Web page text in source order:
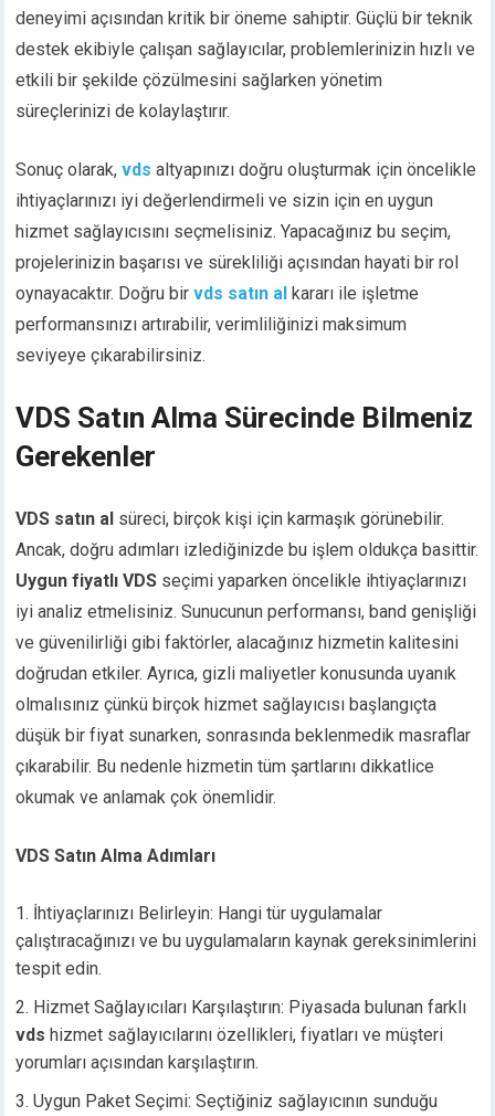
deneyimi açısından kritik bir öneme sahiptir. Güçlü bir teknik
destek ekibiyle çalışan sağlayıcılar, problemlerinizin hızlı ve
etkili bir şekilde çözülmesini sağlarken yönetim
süreçlerinizi de kolaylaştırır.
Sonuç olarak,vds altyapınızı doğru oluşturmak için öncelikle
ihtiyaçlarınızı iyi değerlendirmeli ve sizin için en uygun
hizmet sağlayıcısını seçmelisiniz. Yapacağınız bu seçim,
projelerinizin başarısı ve sürekliliği açısından hayati bir rol
oynayacaktır. Doğru birvds satın al kararı ile işletme
performansınızı artırabilir, verimliliğinizi maksimum
seviyeye çıkarabilirsiniz.
VDS Satın Alma Sürecinde Bilmeniz
Gerekenler
VDS satın al süreci, birçok kişi için karmaşık görünebilir.
Ancak, doğru adımları izlediğinizde bu işlem oldukça basittir.
Uygun fiyatlı VDS seçimi yaparken öncelikle ihtiyaçlarınızı
iyi analiz etmelisiniz. Sunucunun performansı, band genişliği
ve güvenilirliği gibi faktörler, alacağınız hizmetin kalitesini
doğrudan etkiler. Ayrıca, gizli maliyetler konusunda uyanık
olmalısınız çünkü birçok hizmet sağlayıcısı başlangıçta
düşük bir fiyat sunarken, sonrasında beklenmedik masraflar
çıkarabilir. Bu nedenle hizmetin tüm şartlarını dikkatlice
okumak ve anlamak çok önemlidir.
VDS Satın Alma Adımları
İhtiyaçlarınızı Belirleyin: Hangi tür uygulamalar
çalıştıracağınızı ve bu uygulamaların kaynak gereksinimlerini
tespit edin.
Hizmet Sağlayıcıları Karşılaştırın: Piyasada bulunan farklı
vds hizmet sağlayıcılarını özellikleri, fiyatları ve müşteri
yorumları açısından karşılaştırın.
Uygun Paket Seçimi: Seçtiğiniz sağlayıcının sunduğu